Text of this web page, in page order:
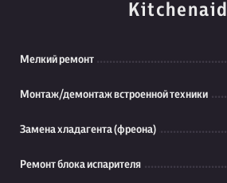
Kitchenaid
Мелкий ремонт
Монтаж/демонтаж встроенной техники
Замена хладагента (фреона)
Ремонт блока испарителя